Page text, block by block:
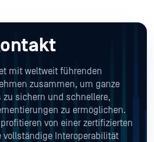
mit weltweit führenden
zusammen, um ganze
zu sichern und schnellere,
zu ermöglichen.
von einer zertifizierten
vollständige Interoperabilität